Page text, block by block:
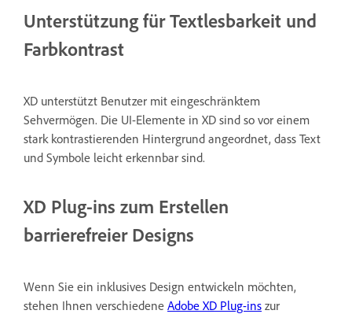
Unterstützung für Textlesbarkeit und
Farbkontrast
XD unterstützt Benutzer mit eingeschränktem
Sehvermögen. Die UI-Elemente in XD sind so vor einem
stark kontrastierenden Hintergrund angeordnet, dass Text
und Symbole leicht erkennbar sind.
XD Plug-ins zum Erstellen
barrierefreier Designs
Wenn Sie ein inklusives Design entwickeln möchten,
stehen Ihnen verschiedene Adobe XD Plug-ins zur